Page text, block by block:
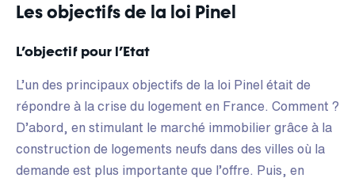
Les objectifs de la loi Pinel
L’objectif pour l’Etat
L’un des principaux objectifs de la loi Pinel était de
répondre à la crise du logement en France. Comment ?
D’abord, en stimulant le marché immobilier grâce à la
construction de logements neufs dans des villes où la
demande est plus importante que l’offre. Puis, en